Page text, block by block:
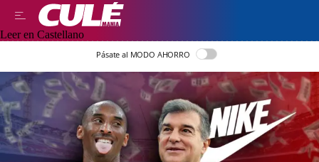
Leer en Castellano
Pásate al MODO AHORRO